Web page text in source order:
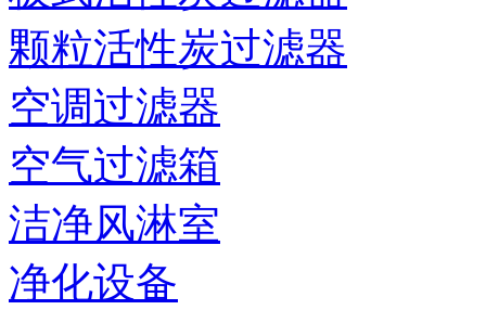
颗粒活性炭过滤器
空调过滤器
空气过滤箱
洁净风淋室
净化设备